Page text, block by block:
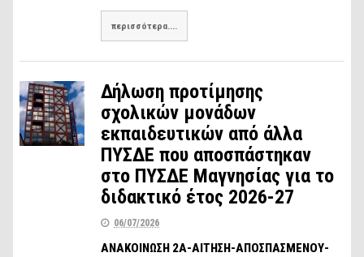
περισσότερα....
Δήλωση προτίμησης
σχολικών μονάδων
εκπαιδευτικών από άλλα
ΠΥΣΔΕ που αποσπάστηκαν
στο ΠΥΣΔΕ Μαγνησίας για το
διδακτικό έτος 2026-27
06/07/2026
ΑΝΑΚΟΙΝΩΣΗ 2Α-ΑΙΤΗΣΗ-ΑΠΟΣΠΑΣΜΕΝΟΥ-